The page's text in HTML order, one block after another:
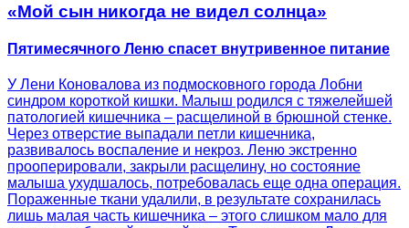
«Мой сын никогда не видел солнца»
Пятимесячного Леню спасет внутривенное питание
У Лени Коновалова из подмосковного города Лобни
синдром короткой кишки. Малыш родился с тяжелейшей
патологией кишечника – расщелиной в брюшной стенке.
Через отверстие выпадали петли кишечника,
развивалось воспаление и некроз. Леню экстренно
прооперировали, закрыли расщелину, но состояние
малыша ухудшалось, потребовалась еще одна операция.
Пораженные ткани удалили, в результате сохранилась
лишь малая часть кишечника – этого слишком мало для